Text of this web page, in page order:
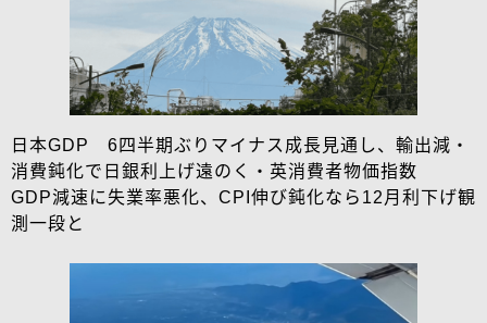
日本GDP 6四半期ぶりマイナス成長見通し、輸出減・
消費鈍化で日銀利上げ遠のく・英消費者物価指数
GDP減速に失業率悪化、CPI伸び鈍化なら12月利下げ観
測一段と